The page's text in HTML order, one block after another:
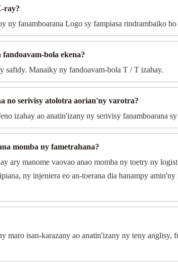
ray?
ny fanamboarana Logo sy fampiasa rindrambaiko
bola ekena?
safidy. Manaiky ny fandoavam-bola T / T izahay.
no serivisy atolotra aorian'ny varotra?
izahay ao anatin'izany ny serivisy fanamboarana
momba ny fametrahana?
ary manome vaovao anao momba ny toetry ny
ny injeniera eo an-toerana dia hanampy amin'ny
isan-karazany ao anatin'izany ny teny anglisy,